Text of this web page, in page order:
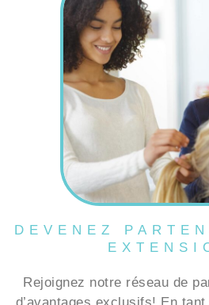
DEVENEZ
d’avantages exclusifs! En
bénéficiez de prix préférentiels